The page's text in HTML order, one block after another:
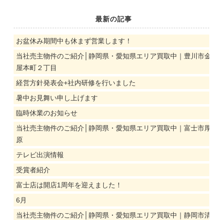
最新の記事
お盆休み期間中も休まず営業します！
当社売主物件のご紹介│静岡県・愛知県エリア買取中｜豊川市金
屋本町２丁目
経営方針発表会+社内研修を行いました
暑中お見舞い申し上げます
臨時休業のお知らせ
当社売主物件のご紹介│静岡県・愛知県エリア買取中｜富士市厚
原
テレビ出演情報
受賞者紹介
富士店は開店1周年を迎えました！
6月
当社売主物件のご紹介│静岡県・愛知県エリア買取中｜静岡市清